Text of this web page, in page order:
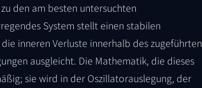
den am besten untersuchten
System stellt einen stabilen
inneren Verluste innerhalb des zugeführten
ausgleicht. Die Mathematik, die dieses
sie wird in der Oszillatorauslegung, der